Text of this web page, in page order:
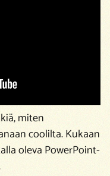
miten
coolilta. Kukaan
oleva PowerPoint-